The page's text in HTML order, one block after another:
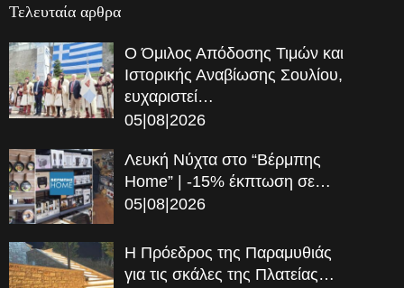
Τελευταία αρθρα
Ο Όμιλος Απόδοσης Τιμών και
Ιστορικής Αναβίωσης Σουλίου,
ευχαριστεί…
05|08|2026
Λευκή Νύχτα στο “Βέρμπης
Home” | -15% έκπτωση σε…
05|08|2026
Η Πρόεδρος της Παραμυθιάς
για τις σκάλες της Πλατείας…